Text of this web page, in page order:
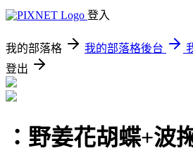
登入
我的部落格 我的部落格後台
登出
：野姜花胡蝶+波